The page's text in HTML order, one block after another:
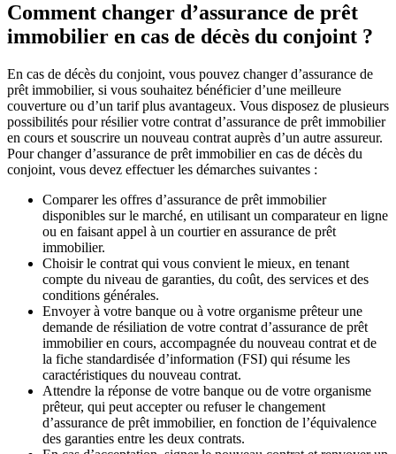
Comment changer d’assurance de prêt
immobilier en cas de décès du conjoint ?
En cas de décès du conjoint, vous pouvez changer d’assurance de
prêt immobilier, si vous souhaitez bénéficier d’une meilleure
couverture ou d’un tarif plus avantageux. Vous disposez de plusieurs
possibilités pour résilier votre contrat d’assurance de prêt immobilier
en cours et souscrire un nouveau contrat auprès d’un autre assureur.
Pour changer d’assurance de prêt immobilier en cas de décès du
conjoint, vous devez effectuer les démarches suivantes :
Comparer les offres d’assurance de prêt immobilier
disponibles sur le marché, en utilisant un comparateur en ligne
ou en faisant appel à un courtier en assurance de prêt
immobilier.
Choisir le contrat qui vous convient le mieux, en tenant
compte du niveau de garanties, du coût, des services et des
conditions générales.
Envoyer à votre banque ou à votre organisme prêteur une
demande de résiliation de votre contrat d’assurance de prêt
immobilier en cours, accompagnée du nouveau contrat et de
la fiche standardisée d’information (FSI) qui résume les
caractéristiques du nouveau contrat.
Attendre la réponse de votre banque ou de votre organisme
prêteur, qui peut accepter ou refuser le changement
d’assurance de prêt immobilier, en fonction de l’équivalence
des garanties entre les deux contrats.